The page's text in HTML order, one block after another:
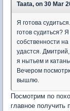
Taata, on 30 Mar
Я готова
готов судиться?
собственности
удастся.
я нытьем и
Вечером
вышлю.
Посмотрим по
главное получить